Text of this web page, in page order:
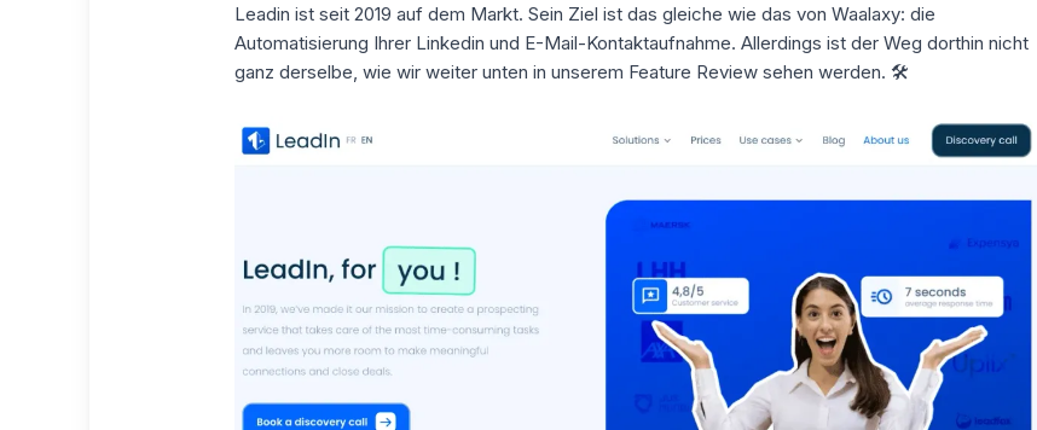
Leadin ist seit 2019 auf dem Markt. Sein Ziel ist das gleiche wie das von Waalaxy: die
Automatisierung Ihrer Linkedin und E-Mail-Kontaktaufnahme. Allerdings ist der Weg dorthin nicht
ganz derselbe, wie wir weiter unten in unserem Feature Review sehen werden. 🛠️